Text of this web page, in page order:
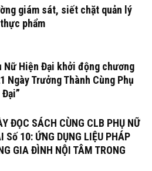
giám sát, siết chặt quản lý
phẩm
Nữ Hiện Đại khởi động chương
Ngày Trưởng Thành Cùng Phụ
ĐỌC SÁCH CÙNG CLB PHỤ NỮ
Số 10: ỨNG DỤNG LIỆU PHÁP
GIA ĐÌNH NỘI TÂM TRONG